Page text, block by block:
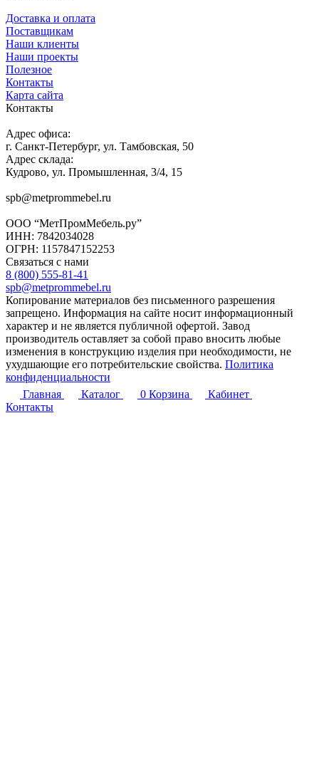
Доставка и оплата
Поставщикам
Наши клиенты
Наши проекты
Полезное
Контакты
Карта сайта
Контакты
Адрес офиса:
г. Санкт-Петербург, ул. Тамбовская, 50
Адрес склада:
Кудрово, ул. Промышленная, 3/4, 15
spb@metprommebel.ru
ООО “МетПромМебель.ру”
ИНН: 7842034028
ОГРН: 1157847152253
Связаться с нами
8 (800) 555-81-41
spb@metprommebel.ru
Копирование материалов без письменного разрешения
запрещено. Информация на сайте носит информационный
характер и не является публичной офертой. Завод
производитель оставляет за собой право вносить любые
изменения в конструкцию изделия при необходимости, не
ухудшающие его потребительские свойства. Политика
конфиденциальности
Главная
Каталог 0 Корзина
Кабинет
Контакты